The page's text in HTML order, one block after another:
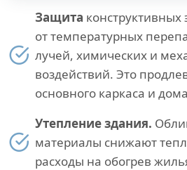
Защита конструктивных
от температурных
лучей, химических и
воздействий. Это
основного каркаса и
Утепление здания.
материалы снижают
расходы на обогрев